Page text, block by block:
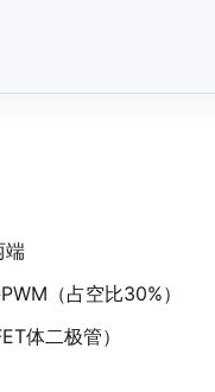
端
（占空比30%）
体二极管）